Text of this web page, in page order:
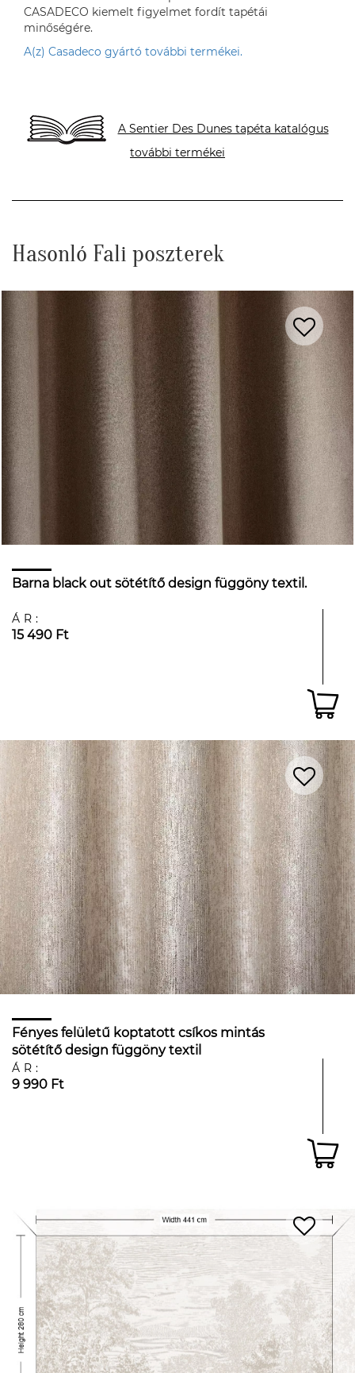
CASADECO kiemelt figyelmet fordít tapétái
minőségére.
A(z) Casadeco gyártó további termékei.
A Sentier Des Dunes tapéta katalógus
további termékei
Hasonló Fali poszterek
Barna black out sötétítő design függöny textil.
ÁR:
15 490 Ft
Fényes felületű koptatott csíkos mintás
sötétítő design függöny textil
ÁR:
9 990 Ft